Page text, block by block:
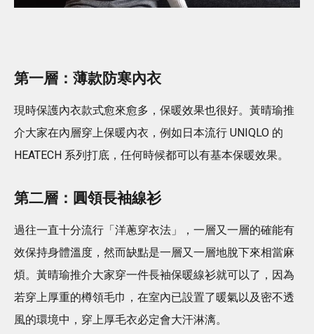
第一層：薄款防寒內衣
現時保護內衣款式愈來愈多，保暖效果也很好。黃晴瑜推
介大家在內層穿上保暖內衣，例如日本流行 UNIQLO 的
HEATECH 系列打底，任何時候都可以有基本保暖效果。
第二層：圓領長袖線衫
過往一直十分流行「洋蔥穿衣法」，一層又一層的確能有
效保持身體溫度，然而缺點是一層又一層地脫下來相當麻
煩。黃晴瑜推介大家穿一件長袖保暖線衫就可以了，因為
若穿上厚重的樽領毛巾，在室內已設置了暖氣以及密不透
風的環境中，穿上厚毛衣必定會大汗淋漓。